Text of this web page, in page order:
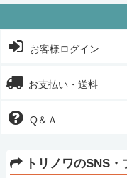
お客様ログイン
お支払い・送料
Q＆Ａ
トリノワのSNS・